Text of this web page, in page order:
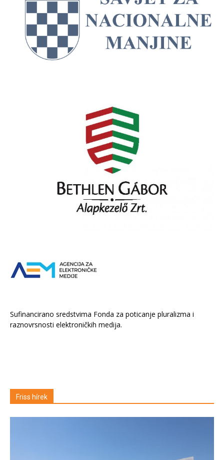
Sufinancirano sredstvima Fonda za poticanje pluralizma i
raznovrsnosti elektroničkih medija.
Friss hírek